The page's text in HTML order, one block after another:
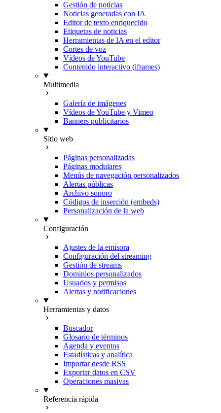
Gestión de noticias
Noticias generadas con IA
Editor de texto enriquecido
Etiquetas de noticias
Herramientas de IA en el editor
Cortes de voz
Vídeos de YouTube
Contenido interactivo (iframes)
Multimedia
Galería de imágenes
Vídeos de YouTube y Vimeo
Banners publicitarios
Sitio web
Páginas personalizadas
Páginas modulares
Menús de navegación personalizados
Alertas públicas
Archivo sonoro
Códigos de inserción (embeds)
Personalización de la web
Configuración
Ajustes de la emisora
Configuración del streaming
Gestión de streams
Dominios personalizados
Usuarios y permisos
Alertas y notificaciones
Herramientas y datos
Buscador
Glosario de términos
Agenda y eventos
Estadísticas y analítica
Importar desde RSS
Exportar datos en CSV
Operaciones masivas
Referencia rápida